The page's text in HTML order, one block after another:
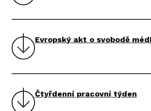
Evropský akt o svobodě
Čtyřdenní pracovní týden